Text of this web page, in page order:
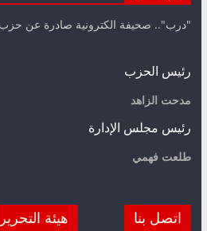
"درب".. صحيفة الكترونية صادرة عن حزب
رئيس الحزب
مدحت الزاهد
رئيس مجلس الإدارة
طلعت فهمي
اتصل بنا هيئة التحرير